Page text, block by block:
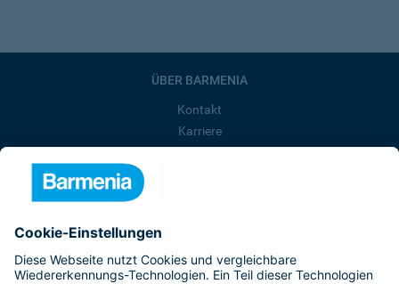
ÜBER BARMENIA
Kontakt
Karriere
Barmenia ist Teil der BarmeniaGothaer
BELIEBTE SEITEN